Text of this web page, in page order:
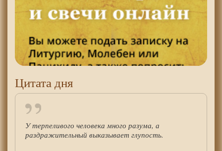
Цитата дня
У терпеливого человека много разума, а
раздражительный выказывает глупость.